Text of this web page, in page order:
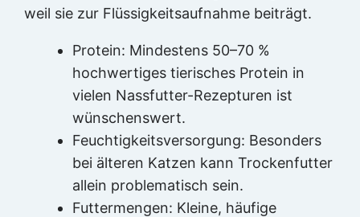
weil sie zur Flüssigkeitsaufnahme beiträgt.
Protein: Mindestens 50–70 %
hochwertiges tierisches Protein in
vielen Nassfutter-Rezepturen ist
wünschenswert.
Feuchtigkeitsversorgung: Besonders
bei älteren Katzen kann Trockenfutter
allein problematisch sein.
Futtermengen: Kleine, häufige